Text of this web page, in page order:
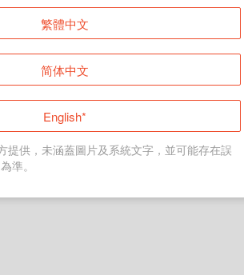
登入
返回首頁
繁體中文
简体中文
English*
提供，未涵蓋圖片及系統文字，並可能存在誤
準。